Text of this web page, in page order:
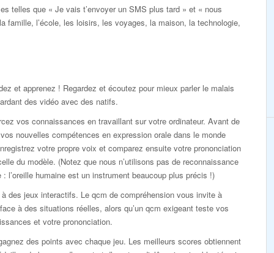
telles que « Je vais t’envoyer un SMS plus tard » et « nous
famille, l’école, les loisirs, les voyages, la maison, la technologie,
et apprenez ! Regardez et écoutez pour mieux parler le malais
des vidéo avec des natifs.
vos connaissances en travaillant sur votre ordinateur. Avant de
nouvelles compétences en expression orale dans le monde
votre propre voix et comparez ensuite votre prononciation
du modèle. (Notez que nous n’utilisons pas de reconnaissance
: l’oreille humaine est un instrument beaucoup plus précis !)
des jeux interactifs. Le qcm de compréhension vous invite à
à des situations réelles, alors qu’un qcm exigeant teste vos
et votre prononciation.
des points avec chaque jeu. Les meilleurs scores obtiennent